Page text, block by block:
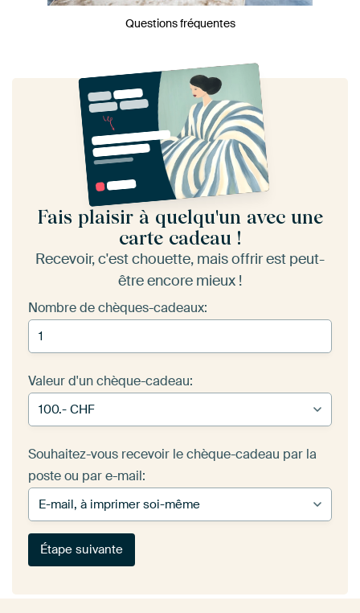
Questions fréquentes
Fais plaisir à quelqu'un avec une
carte cadeau !
Recevoir, c'est chouette, mais offrir est peut-
être encore mieux !
Nombre de chèques-cadeaux:
Valeur d'un chèque-cadeau:
Souhaitez-vous recevoir le chèque-cadeau par la
poste ou par e-mail:
Étape suivante